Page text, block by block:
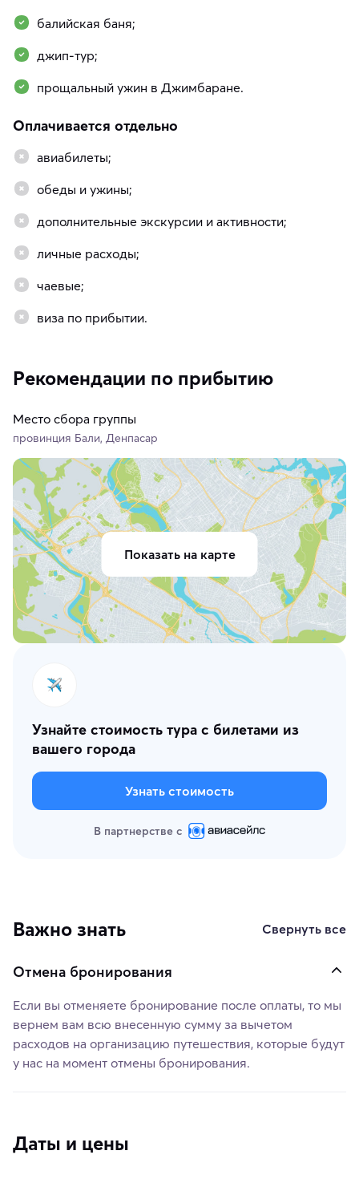
балийская баня;
джип-тур;
прощальный ужин в Джимбаране.
Оплачивается отдельно
авиабилеты;
обеды и ужины;
дополнительные экскурсии и активности;
личные расходы;
чаевые;
виза по прибытии.
Рекомендации по прибытию
Место сбора группы
провинция Бали, Денпасар
Показать на карте
Узнайте стоимость тура с билетами из
вашего города
Узнать стоимость
В партнерстве с
Важно знать Свернуть все
Отмена бронирования
Если вы отменяете бронирование после оплаты, то мы
вернем вам всю внесенную сумму за вычетом
расходов на организацию путешествия, которые будут
у нас на момент отмены бронирования.
Даты и цены